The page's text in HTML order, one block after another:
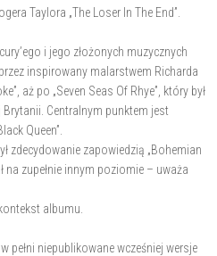
Taylora „The Loser In The End”.
i jego złożonych muzycznych
inspirowany malarstwem Richarda
aż po „Seven Seas Of Rhye”, który był
Centralnym punktem jest
Queen”.
zdecydowanie zapowiedzią „Bohemian
na zupełnie innym poziomie – uważa
albumu.
pełni niepublikowane wcześniej wersje